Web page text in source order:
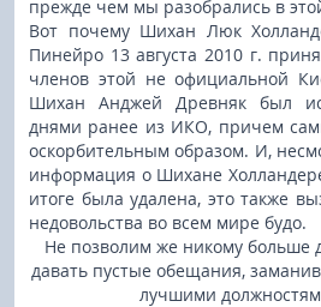
прежде чем мы разобрались в
Вот почему Шихан Люк
Пинейро 13 августа 2010 г.
членов этой не официальной
Шихан Анджей Древняк был
днями ранее из ИКО, причем
оскорбительным образом. И,
информация о Шихане
итоге была удалена, это также
недовольства во всем мире будо.
Не позволим же никому больше
давать пустые обещания,
лучшими